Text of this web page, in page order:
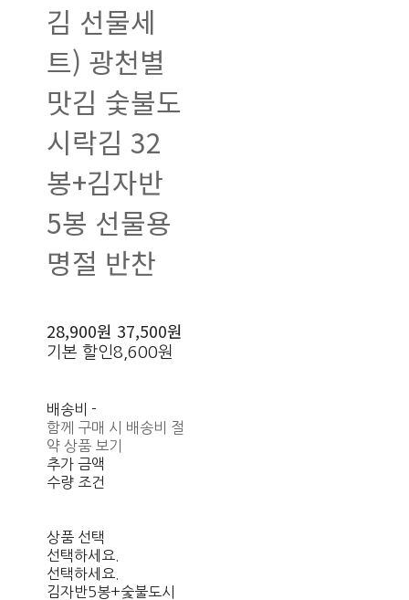
김 선물세
트) 광천별
맛김 숯불도
시락김 32
봉+김자반
5봉 선물용
명절 반찬
28,900원 37,500원
기본 할인8,600원
배송비 -
함께 구매 시 배송비 절
약 상품 보기
추가 금액
수량 조건
상품 선택
선택하세요.
선택하세요.
김자반5봉+숯불도시